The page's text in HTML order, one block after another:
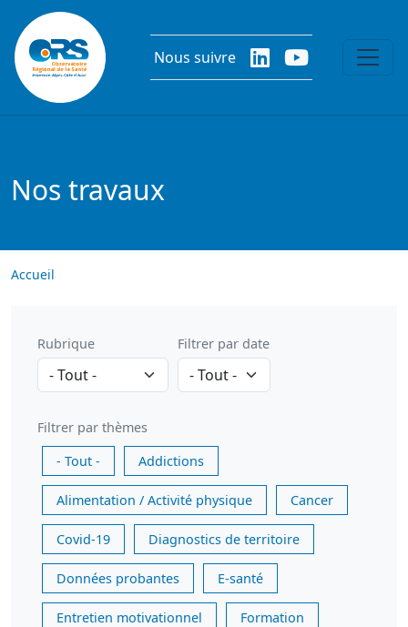
Aller au contenu principal
Nous suivre
Nos travaux
Accueil
Rubrique Filtrer par date
Filtrer par thèmes
- Tout -
Addictions
Alimentation / Activité physique Cancer
Covid-19 Diagnostics de territoire
Données probantes E-santé
Entretien motivationnel Formation